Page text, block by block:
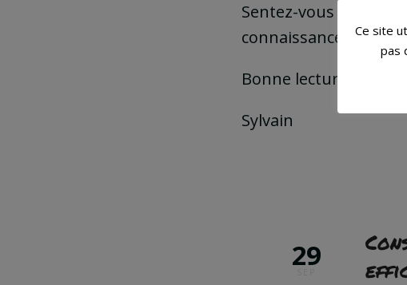
Sentez-vous libre de
connaissances.
Bonne lecture et
Sylvain
29
Ce site
pas